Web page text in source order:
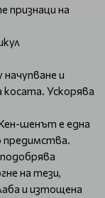
признаци на
и
косата. Ускорява
шенът е една
предимства.
на тези,
и изтощена